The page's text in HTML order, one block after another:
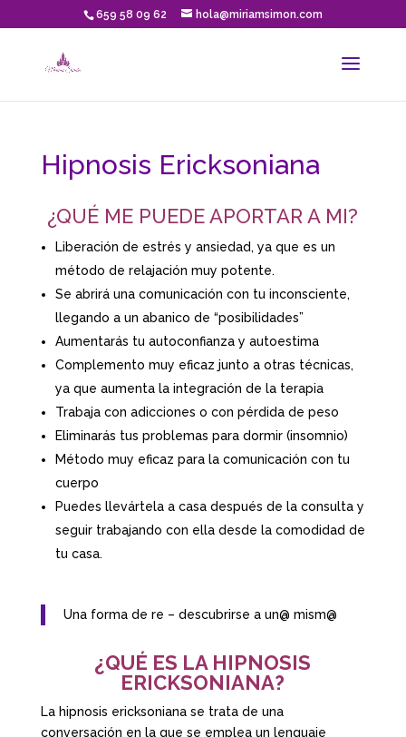
659 58 09 62 hola@miriamsimon.com
Hipnosis Ericksoniana
¿QUÉ ME PUEDE APORTAR A MI?
Liberación de estrés y ansiedad, ya que es un
método de relajación muy potente.
Se abrirá una comunicación con tu inconsciente,
llegando a un abanico de “posibilidades”
Aumentarás tu autoconfianza y autoestima
Complemento muy eficaz junto a otras técnicas,
ya que aumenta la integración de la terapia
Trabaja con adicciones o con pérdida de peso
Eliminarás tus problemas para dormir (insomnio)
Método muy eficaz para la comunicación con tu
cuerpo
Puedes llevártela a casa después de la consulta y
seguir trabajando con ella desde la comodidad de
tu casa.
Una forma de re – descubrirse a un@ mism@
¿QUÉ ES LA HIPNOSIS
ERICKSONIANA?
La hipnosis ericksoniana se trata de una
conversación en la que se emplea un lenguaje